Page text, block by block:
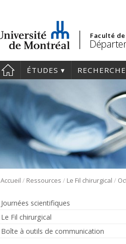
Faculté
ÉTUDES RECHERCHE
Accueil / Ressources / Le Fil chirurgical /
Journées scientifiques
Le Fil chirurgical
Boîte à outils de communication